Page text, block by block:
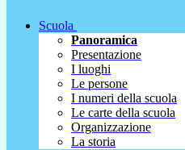
Scuola
Panoramica
Presentazione
I luoghi
Le persone
I numeri della scuola
Le carte della scuola
Organizzazione
La storia